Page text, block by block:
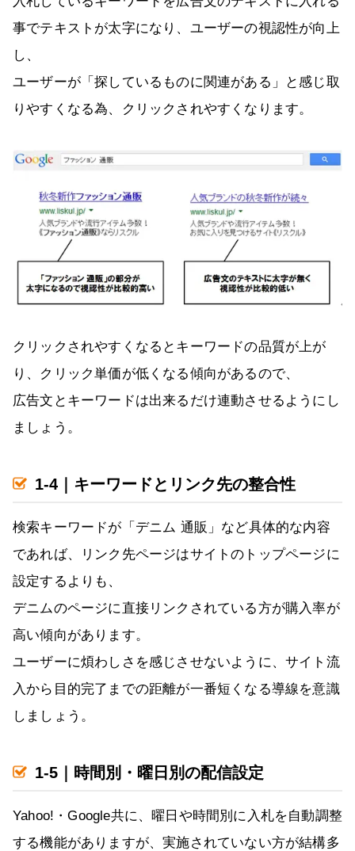
事でテキストが太字になり、ユーザーの視認性が向上
し、
ユーザーが「探しているものに関連がある」と感じ取
りやすくなる為、クリックされやすくなります。
クリックされやすくなるとキーワードの品質が上が
り、クリック単価が低くなる傾向があるので、
広告文とキーワードは出来るだけ連動させるようにし
ましょう。
1-4｜キーワードとリンク先の整合性
検索キーワードが「デニム 通販」など具体的な内容
であれば、リンク先ページはサイトのトップページに
設定するよりも、
デニムのページに直接リンクされている方が購入率が
高い傾向があります。
ユーザーに煩わしさを感じさせないように、サイト流
入から目的完了までの距離が一番短くなる導線を意識
しましょう。
1-5｜時間別・曜日別の配信設定
Yahoo!・Google共に、曜日や時間別に入札を自動調整
する機能がありますが、実施されていない方が結構多